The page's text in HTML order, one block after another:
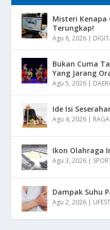
Misteri Kenapa
Terungkap!
Agu 6, 2026 |
Bukan Cuma
Yang Jarang
Agu 5, 2026 |
Ide Isi
Agu 4, 2026 |
Ikon Olahraga
Agu 3, 2026 |
Dampak Suhu
Agu 2, 2026 |